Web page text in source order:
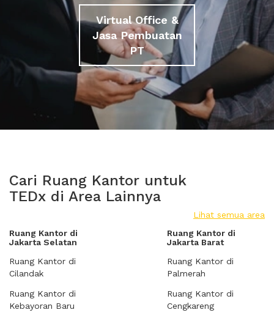
Virtual Office &
Jasa Pembuatan
PT
Cari Ruang Kantor untuk
TEDx di Area Lainnya
Lihat semua area
Ruang Kantor di
Jakarta Selatan
Ruang Kantor di
Cilandak
Ruang Kantor di
Kebayoran Baru
Ruang Kantor di
Jakarta Barat
Ruang Kantor di
Palmerah
Ruang Kantor di
Cengkareng